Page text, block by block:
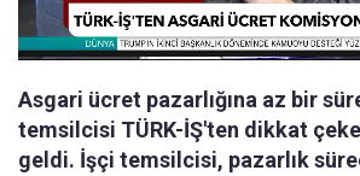
Asgari ücret pazarlığına az bir
temsilcisi TÜRK-İŞ'ten dikkat
geldi. İşçi temsilcisi, pazarlık